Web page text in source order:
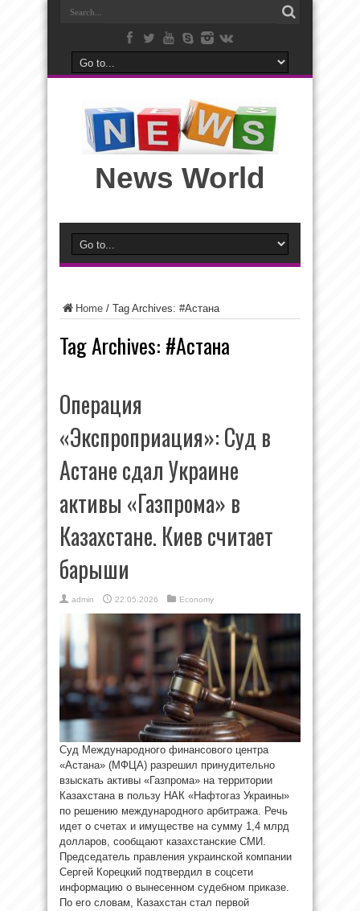
News World
Home / Tag Archives: #Астана
Tag Archives: #Астана
Операция
«Экспроприация»: Суд в
Астане сдал Украине
активы «Газпрома» в
Казахстане. Киев считает
барыши
admin 22.05.2026 Economy
Суд Международного финансового центра
«Астана» (МФЦА) разрешил принудительно
взыскать активы «Газпрома» на территории
Казахстана в пользу НАК «Нафтогаз Украины»
по решению международного арбитража. Речь
идет о счетах и имуществе на сумму 1,4 млрд
долларов, сообщают казахстанские СМИ.
Председатель правления украинской компании
Сергей Корецкий подтвердил в соцсети
информацию о вынесенном судебном приказе.
По его словам, Казахстан стал первой